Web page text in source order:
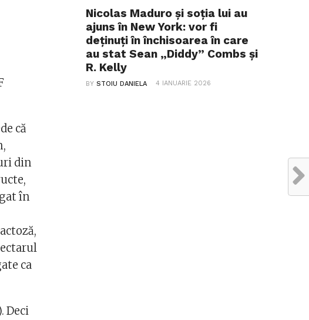
că
din
în
ca
Deci
Nicolas Maduro și soția lui au
ajuns în New York: vor fi
deținuți în închisoarea în care
au stat Sean „Diddy” Combs și
R. Kelly
BYSTOIU DANIELA 4 IANUARIE 2026